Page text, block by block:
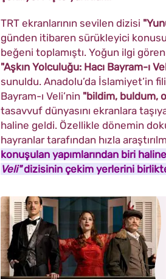
TRT ekranlarının sevilen dizisi
günden itibaren sürükleyici
beğeni toplamıştı. Yoğun ilgi
"Aşkın Yolculuğu: Hacı Bayram-ı
sunuldu. Anadolu’da İslamiyet’in
Bayram-ı Veli’nin "bildim, buldum,
tasavvuf dünyasını ekranlara
haline geldi. Özellikle dönemin
hayranlar tarafından hızla
konuşulan yapımlarından biri
Veli"dizisinin çekim yerlerini